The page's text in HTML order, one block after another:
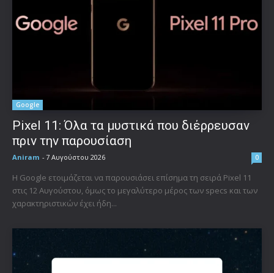
Google
Pixel 11: Όλα τα μυστικά που διέρρευσαν
πριν την παρουσίαση
Aniram - 7 Αυγούστου 2026 0
Η Google ετοιμάζεται να παρουσιάσει επίσημα τη σειρά Pixel 11
στις 12 Αυγούστου, όμως το μεγαλύτερο μέρος των specs και των
χαρακτηριστικών έχει ήδη...